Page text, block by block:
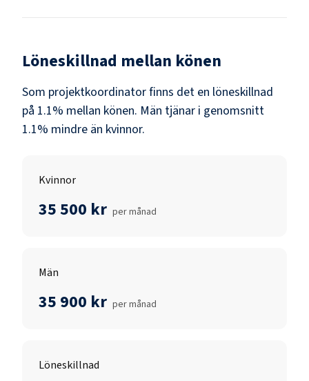
Löneskillnad mellan könen
Som projektkoordinatorfinns det en löneskillnad
på 1.1% mellan könen. Män tjänar i genomsnitt
1.1% mindre än kvinnor.
Kvinnor
35 500 kr per månad
Män
35 900 kr per månad
Löneskillnad